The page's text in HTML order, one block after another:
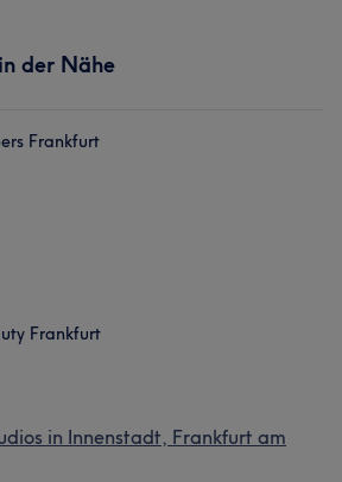
der Nähe
Frankfurt
Frankfurt
in Innenstadt, Frankfurt am